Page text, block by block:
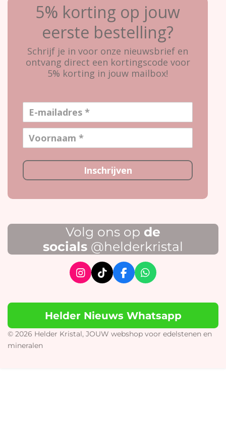
5% korting op jouw
eerste bestelling?
Schrijf je in voor onze nieuwsbrief en
ontvang direct een kortingscode voor
5% korting in jouw mailbox!
Inschrijven
Volg ons op de
socials @helderkristal
I
n
t
a
r
T
i
T
o
F
a
e
b
o
W
h
t
s
p
Helder Nieuws Whatsapp
© 2026 Helder Kristal, JOUW webshop voor edelstenen en
mineralen